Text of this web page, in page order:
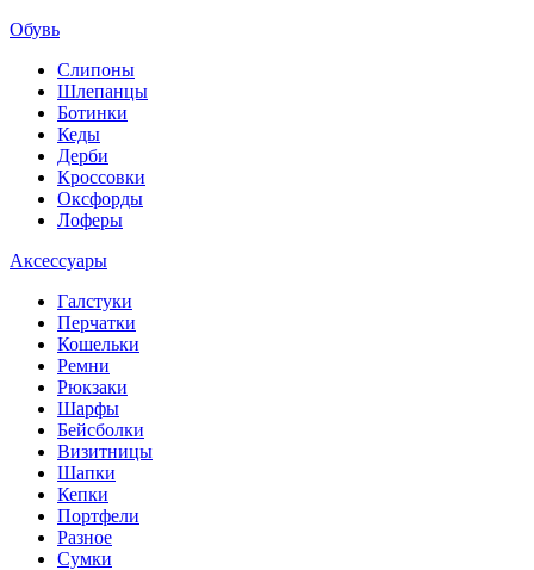
Обувь
Слипоны
Шлепанцы
Ботинки
Кеды
Дерби
Кроссовки
Оксфорды
Лоферы
Аксессуары
Галстуки
Перчатки
Кошельки
Ремни
Рюкзаки
Шарфы
Бейсболки
Визитницы
Шапки
Кепки
Портфели
Разное
Сумки